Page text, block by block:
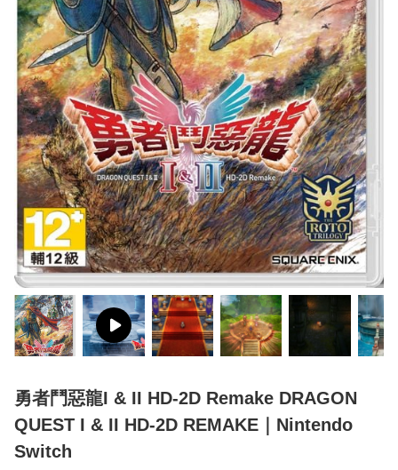
勇者鬥惡龍I & II HD-2D Remake DRAGON
QUEST I & II HD-2D REMAKE｜Nintendo
Switch